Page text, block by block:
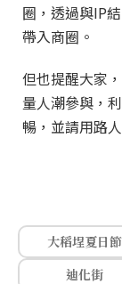
圈，透過與IP
帶入商圈。
但也提醒大家
量人潮參與，
暢，並請用路
大稻埕夏日節
迪化街